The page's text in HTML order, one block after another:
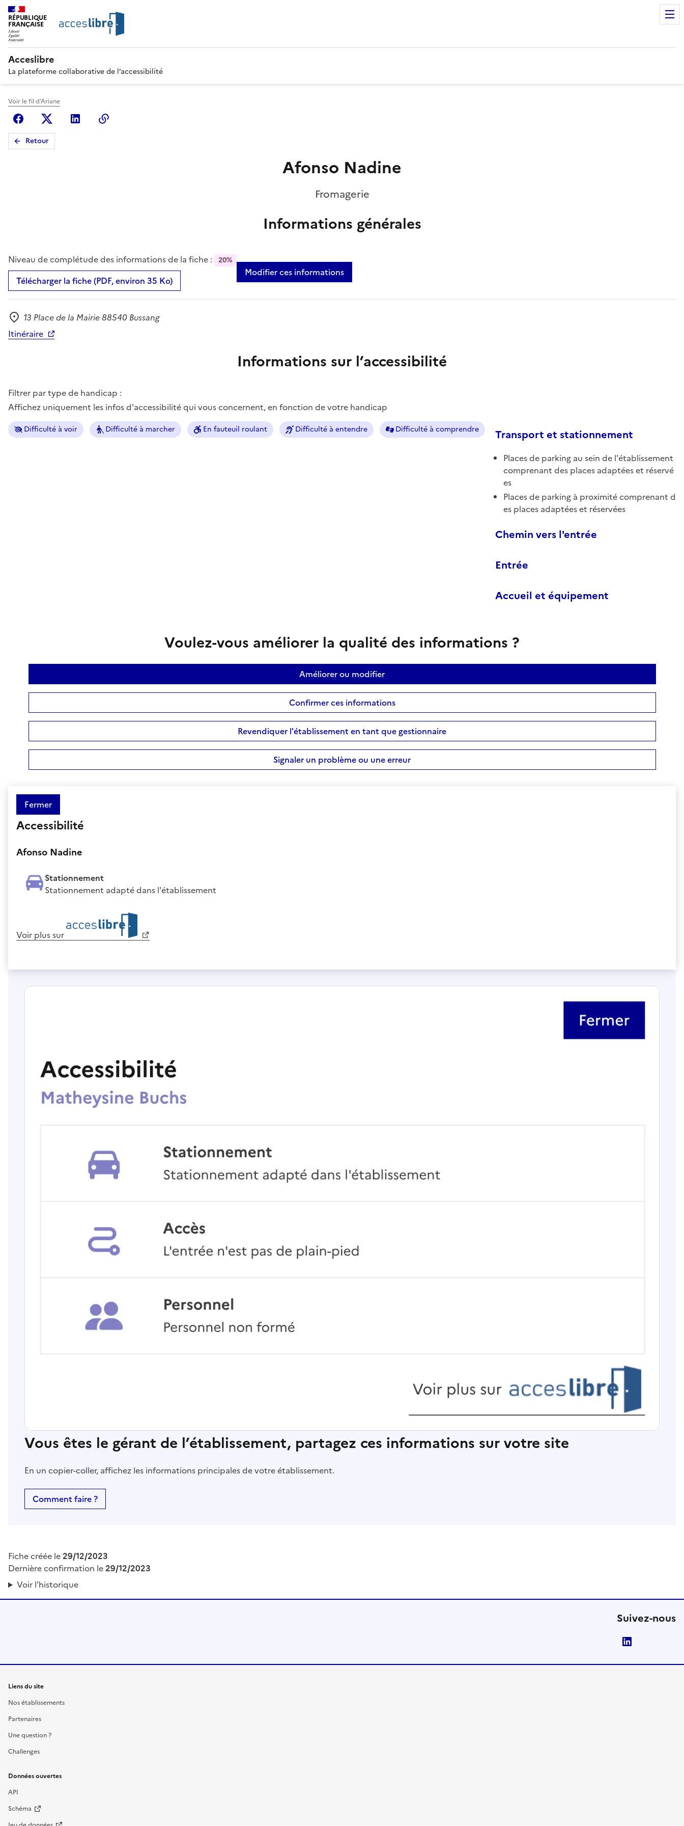
RÉPUBLIQUE
FRANÇAISE
Acceslibre
La plateforme collaborative de l’accessibilité
Voir le fil d'Ariane
FacebookX (anciennement Twitter)
Linkedin
Retour
Afonso Nadine
Fromagerie
Informations générales
Niveau de complétude des informations de la fiche : 20%
Télécharger la fiche (PDF, environ 35 Ko)
Modifier ces informations
Adresse
13 Place de la Mairie 88540 Bussang
Itinéraire
Informations sur l’accessibilité
Filtrer par type de handicap :
Affichez uniquement les infos d'accessibilité qui vous concernent, en fonction de votre handicap
Difficulté à voir Difficulté à marcher En fauteuil roulant Difficulté à entendre Difficulté à comprendre Transport et stationnement
Places de parking au sein de l'établissement
comprenant des places adaptées et réservé
es
Places de parking à proximité comprenant d
es places adaptées et réservées
Chemin vers l'entrée
Entrée
Accueil et équipement
Voulez-vous améliorer la qualité des informations ?
Améliorer ou modifier
Confirmer ces informations
Revendiquer l'établissement en tant que gestionnaire
Signaler un problème ou une erreur
Fermer
Accessibilité
Afonso Nadine
Stationnement
Stationnement adapté dans l'établissement
Voir plus sur
Vous êtes le gérant de l’établissement, partagez ces informations sur votre site
En un copier-coller, affichez les informations principales de votre établissement.
Comment faire ?
Fiche créée le29/12/2023
Dernière confirmation le29/12/2023
Voir l'historique
Suivez-nous
Liens du site
Nos établissements
Partenaires
Une question ?
Challenges
Données ouvertes
API
Schéma